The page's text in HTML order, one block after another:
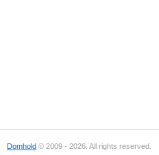
Domhold © 2009 - 2026. All rights reserved.